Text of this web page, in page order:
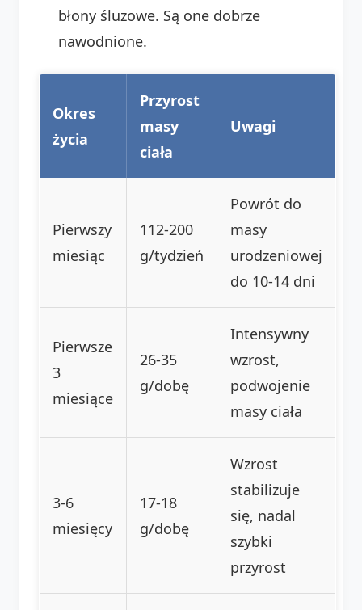
błony śluzowe. Są one dobrze
nawodnione.
Okres
życia
Przyrost
masy
ciała
Uwagi
Pierwszy
miesiąc
112-200
g/tydzień
Powrót do
masy
urodzeniowej
do 10-14 dni
Pierwsze
3
miesiące
26-35
g/dobę
Intensywny
wzrost,
podwojenie
masy ciała
3-6
miesięcy
17-18
g/dobę
Wzrost
stabilizuje
się, nadal
szybki
przyrost